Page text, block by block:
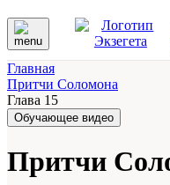
Главная
Притчи Соломона
Глава 15
Обучающее видео
Притчи